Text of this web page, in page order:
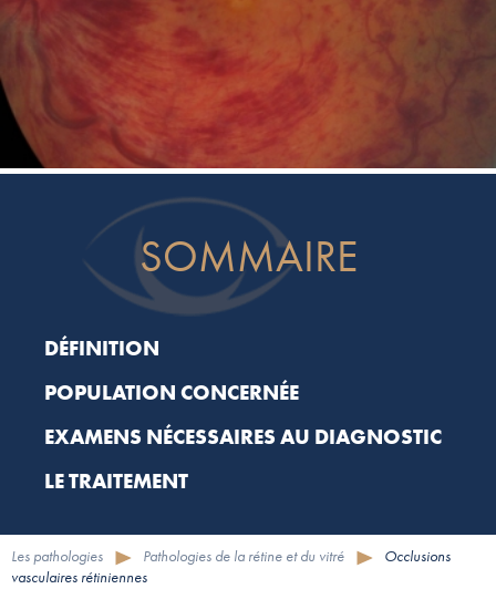
SOMMAIRE
DÉFINITION
POPULATION CONCERNÉE
EXAMENS NÉCESSAIRES AU DIAGNOSTIC
LE TRAITEMENT
Les pathologies Pathologies de la rétine et du vitré
Occlusions
vasculaires rétiniennes